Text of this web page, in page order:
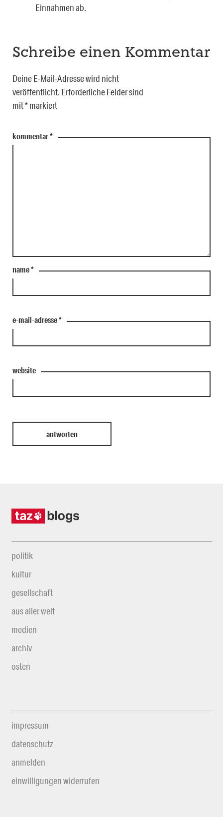
Einnahmen ab.
Schreibe einen Kommentar
Deine E-Mail-Adresse wird nicht
veröffentlicht. Erforderliche Felder sind
mit*markiert
kommentar*
name*
e-mail-adresse*
website
politik
kultur
gesellschaft
aus aller welt
medien
archiv
osten
impressum
datenschutz
anmelden
einwilligungen widerrufen